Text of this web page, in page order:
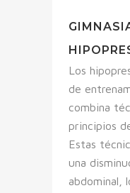
Los
de
combina
principios
Estas
una
abdominal,